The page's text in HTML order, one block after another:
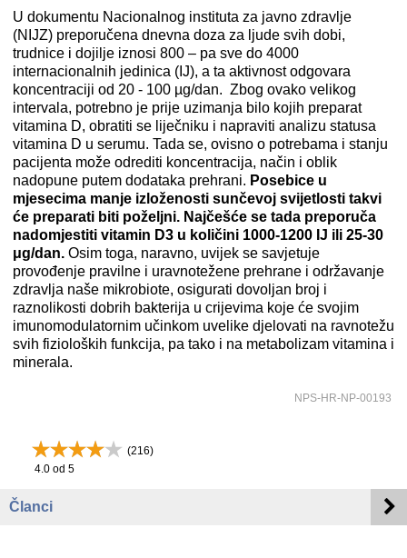
U dokumentu Nacionalnog instituta za javno zdravlje
(NIJZ) preporučena dnevna doza za ljude svih dobi,
trudnice i dojilje iznosi 800 – pa sve do 4000
internacionalnih jedinica (IJ), a ta aktivnost odgovara
koncentraciji od 20 - 100 µg/dan. Zbog ovako velikog
intervala, potrebno je prije uzimanja bilo kojih preparat
vitamina D, obratiti se liječniku i napraviti analizu statusa
vitamina D u serumu. Tada se, ovisno o potrebama i stanju
pacijenta može odrediti koncentracija, način i oblik
nadopune putem dodataka prehrani. Posebice u
mjesecima manje izloženosti sunčevoj svijetlosti takvi
će preparati biti poželjni. Najčešće se tada preporuča
nadomjestiti vitamin D3 u količini 1000-1200 IJ ili 25-30
μg/dan. Osim toga, naravno, uvijek se savjetuje
provođenje pravilne i uravnotežene prehrane i održavanje
zdravlja naše mikrobiote, osigurati dovoljan broj i
raznolikosti dobrih bakterija u crijevima koje će svojim
imunomodulatornim učinkom uvelike djelovati na ravnotežu
svih fizioloških funkcija, pa tako i na metabolizam vitamina i
minerala.
NPS-HR-NP-00193
(216)
4.0 od 5
Članci